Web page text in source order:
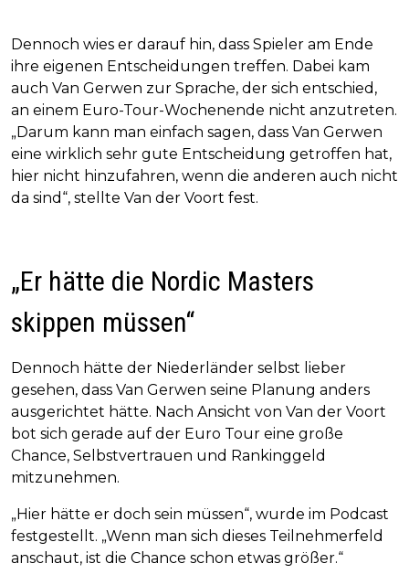
Dennoch wies er darauf hin, dass Spieler am Ende
ihre eigenen Entscheidungen treffen. Dabei kam
auch Van Gerwen zur Sprache, der sich entschied,
an einem Euro-Tour-Wochenende nicht anzutreten.
„Darum kann man einfach sagen, dass Van Gerwen
eine wirklich sehr gute Entscheidung getroffen hat,
hier nicht hinzufahren, wenn die anderen auch nicht
da sind“, stellte Van der Voort fest.
„Er hätte die Nordic Masters
skippen müssen“
Dennoch hätte der Niederländer selbst lieber
gesehen, dass Van Gerwen seine Planung anders
ausgerichtet hätte. Nach Ansicht von Van der Voort
bot sich gerade auf der Euro Tour eine große
Chance, Selbstvertrauen und Rankinggeld
mitzunehmen.
„Hier hätte er doch sein müssen“, wurde im Podcast
festgestellt. „Wenn man sich dieses Teilnehmerfeld
anschaut, ist die Chance schon etwas größer.“